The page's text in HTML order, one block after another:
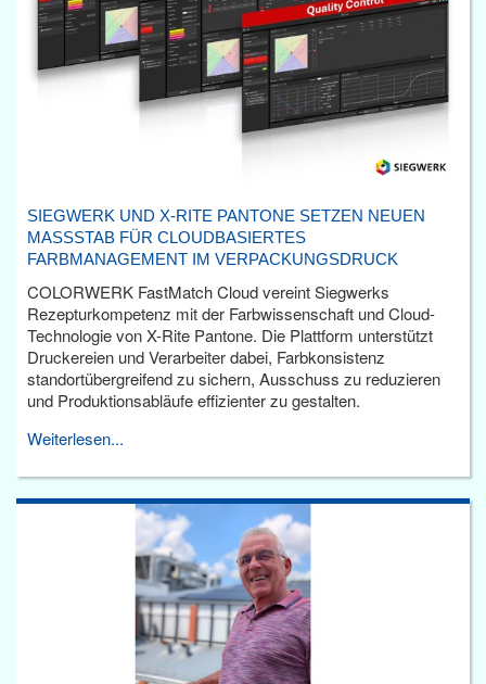
SIEGWERK UND X-RITE PANTONE SETZEN NEUEN
MASSSTAB FÜR CLOUDBASIERTES F
ARBMANAGEMENT IM VERPACKUNGSDRUCK
COLORWERK FastMatch Cloud vereint Siegwerks
Rezepturkompetenz mit der Farbwissenschaft und Cloud-
Technologie von X-Rite Pantone. Die Plattform unterstützt
Druckereien und Verarbeiter dabei, Farbkonsistenz
standortübergreifend zu sichern, Ausschuss zu reduzieren
und Produktionsabläufe effizienter zu gestalten.
Weiterlesen...